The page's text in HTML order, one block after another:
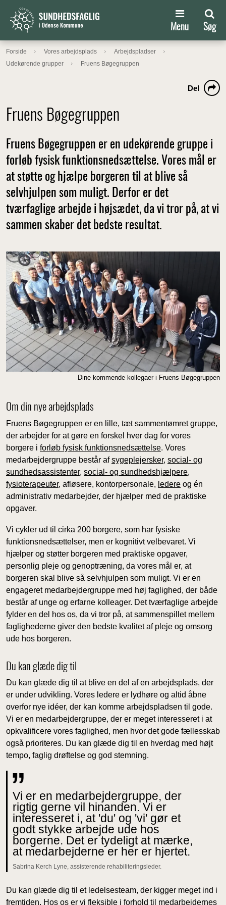
Menu Søg
Forside Vores arbejdsplads
Arbejdspladser
Udekørende grupper
Fruens Bøgegruppen
Fruens Bøgegruppen
Del
Fruens Bøgegruppen er en udekørende gruppe i
forløb fysisk funktionsnedsættelse. Vores mål er
at støtte og hjælpe borgeren til at blive så
selvhjulpen som muligt. Derfor er det
tværfaglige arbejde i højsædet, da vi tror på, at vi
sammen skaber det bedste resultat.
Dine kommende kollegaer i Fruens Bøgegruppen
Om din nye arbejdsplads
Fruens Bøgegruppen er en lille, tæt sammentømret gruppe,
der arbejder for at gøre en forskel hver dag for vores
borgere i forløb fysisk funktionsnedsættelse. Vores
medarbejdergruppe består afsygeplejersker, social- og
sundhedsassistenter, social- og sundhedshjælpere,
fysioterapeuter, afløsere, kontorpersonale, ledere og én
administrativ medarbejder, der hjælper med de praktiske
opgaver.
Vi cykler ud til cirka 200 borgere, som har fysiske
funktionsnedsættelser, men er kognitivt velbevaret. Vi
hjælper og støtter borgeren med praktiske opgaver,
personlig pleje og genoptræning, da vores mål er, at
borgeren skal blive så selvhjulpen som muligt. Vi er en
engageret medarbejdergruppe med høj faglighed, der både
består af unge og erfarne kolleager. Det tværfaglige arbejde
fylder en del hos os, da vi tror på, at sammenspillet mellem
faglighederne giver den bedste kvalitet af pleje og omsorg
ude hos borgeren.
Du kan glæde dig til
Du kan glæde dig til at blive en del af en arbejdsplads, der
er under udvikling. Vores ledere er lydhøre og altid åbne
overfor nye idéer, der kan komme arbejdspladsen til gode.
Vi er en medarbejdergruppe, der er meget interesseret i at
opkvalificere vores faglighed, men hvor det gode fællesskab
også prioriteres. Du kan glæde dig til en hverdag med højt
tempo, faglig drøftelse og god stemning.
Vi er en medarbejdergruppe, der
rigtig gerne vil hinanden. Vi er
interesseret i, at 'du' og 'vi' gør et
godt stykke arbejde ude hos
borgerne. Det er tydeligt at mærke,
at medarbejderne er her er hjertet.
Sabrina Kerch Lyne, assisterende rehabiliteringsleder.
Du kan glæde dig til et ledelsesteam, der kigger meget ind i
fremtiden. Hos os er vi fleksible i forhold til medarbejdernes